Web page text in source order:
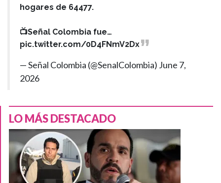
hogares de 64477.
📺Señal Colombia fue…
pic.twitter.com/0D4FNmV2Dx
— Señal Colombia (@SenalColombia) June 7,
2026
LO MÁS DESTACADO